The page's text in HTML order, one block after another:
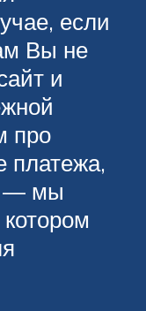
если
Вы не
и
про
платежа,
— мы